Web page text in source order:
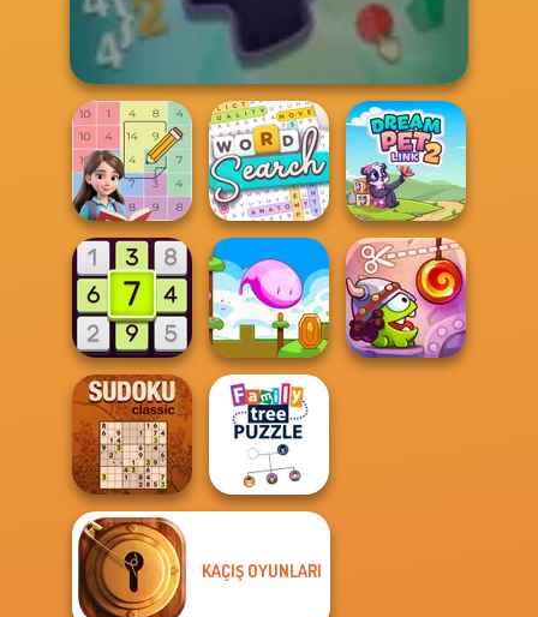
Sum Master
Word Search
Puzzle
Dream Pet Link 2
Daily Sudoku Mini Steps
Sudoku Classic
Family Tree
KAÇIŞ OYUNLARI